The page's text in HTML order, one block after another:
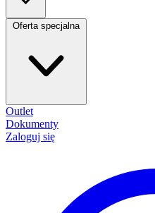
Oferta specjalna
Outlet
Dokumenty
Zaloguj się